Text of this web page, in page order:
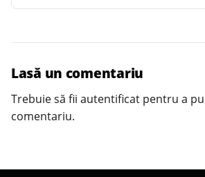
Lasă un comentariu
Trebuie să fii autentificat pentru a
comentariu.